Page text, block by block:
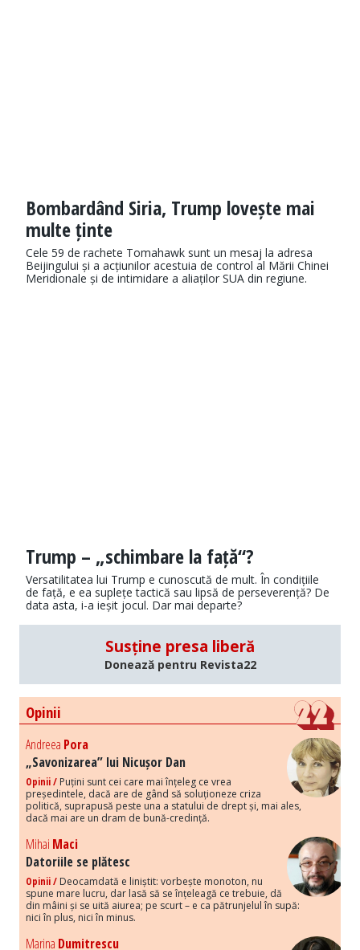
Bombardând Siria, Trump lovește mai
multe ținte
Cele 59 de rachete Tomahawk sunt un mesaj la adresa
Beijingului și a acțiunilor acestuia de control al Mării Chinei
Meridionale și de intimidare a aliaților SUA din regiune.
Trump – „schimbare la față“?
Versatilitatea lui Trump e cunoscută de mult. În condițiile
de față, e ea suplețe tactică sau lipsă de perseverență? De
data asta, i-a ieșit jocul. Dar mai departe?
Susține presa liberă
Donează pentru Revista22
Opinii
Andreea Pora
„Savonizarea” lui Nicușor Dan
Opinii / Puțini sunt cei care mai înțeleg ce vrea
președintele, dacă are de gând să soluționeze criza
politică, suprapusă peste una a statului de drept și, mai ales,
dacă mai are un dram de bună-credință.
Mihai Maci
Datoriile se plătesc
Opinii / Deocamdată e liniștit: vorbește monoton, nu
spune mare lucru, dar lasă să se înțeleagă ce trebuie, dă
din mâini și se uită aiurea; pe scurt – e ca pătrunjelul în supă:
nici în plus, nici în minus.
Marina Dumitrescu